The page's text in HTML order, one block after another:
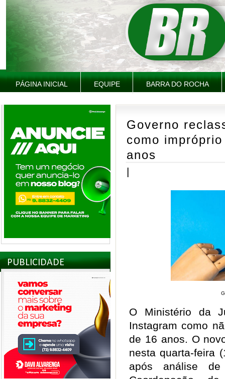
PÁGINA INICIAL EQUIPE BARRA DO ROCHA
PUBLICIDADE
Governo
como
anos
|
O Ministério da
Instagram como
de 16 anos. O
nesta quarta-feira
após análise